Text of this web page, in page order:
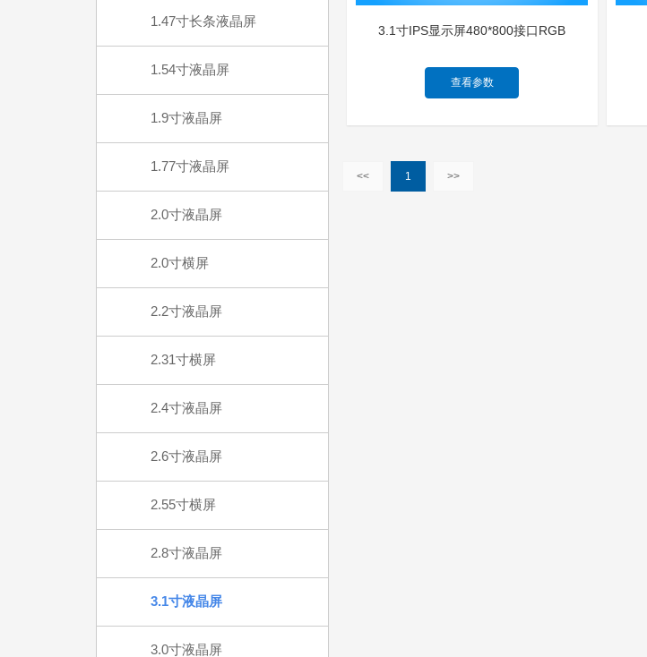
1.47寸长条液晶屏
1.54寸液晶屏
1.9寸液晶屏
1.77寸液晶屏
2.0寸液晶屏
2.0寸横屏
2.2寸液晶屏
2.31寸横屏
2.4寸液晶屏
2.6寸液晶屏
2.55寸横屏
2.8寸液晶屏
3.1寸液晶屏
3.0寸液晶屏
3.1寸IPS显示屏480*800接口RGB
查看参数
<< 1 >>